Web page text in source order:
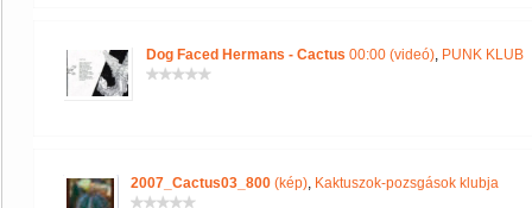
Dog Faced Hermans - Cactus 00:00 (videó), PUNK KLUB
2007_Cactus03_800 (kép), Kaktuszok-pozsgások klubja